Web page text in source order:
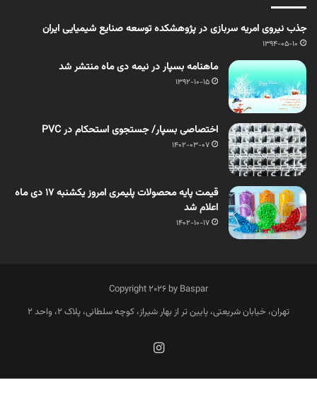
جذب نیروی امریه سربازی در پژوهشکده توسعه صنایع شیمیایی ایران
1394-05-10
ماهنامه بسپار در نیمه دی ماه منتشر شد
1392-10-15
اختصاصی بسپار/ جستجوی استحکام در PVC
1402-03-07
قیمت پایه محصولات پلیمری امروز یکشنبه 17 دی ماه
اعلام شد
1402-10-17
Copyright 2026 by Baspar
تهران، خیابان شریعتی، پایین تر از بهار شیراز، کوچه سلطانی، پلاک 2، واحد 2